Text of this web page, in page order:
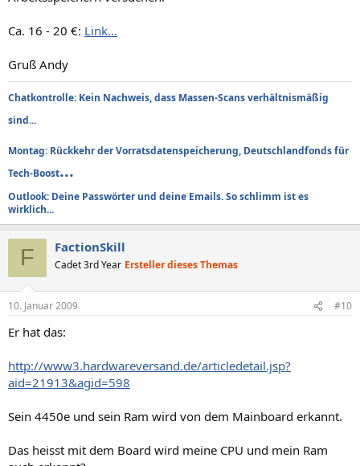
Ca. 16 - 20 €: Link...
Gruß Andy
Chatkontrolle: Kein Nachweis, dass Massen-Scans verhältnismäßig
sind...
Montag: Rückkehr der Vorratsdatenspeicherung, Deutschlandfonds für
Tech-Boost...
Outlook: Deine Passwörter und deine Emails. So schlimm ist es
wirklich...
F FactionSkill
Cadet 3rd Year Ersteller dieses Themas
10. Januar 2009 #10
Er hat das:
http://www3.hardwareversand.de/articledetail.jsp?
aid=21913&agid=598
Sein 4450e und sein Ram wird von dem Mainboard erkannt.
Das heisst mit dem Board wird meine CPU und mein Ram